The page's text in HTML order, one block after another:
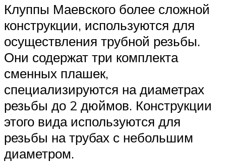
Клуппы Маевского более сложной
конструкции, используются для
осуществления трубной резьбы.
Они содержат три комплекта
сменных плашек,
специализируются на диаметрах
резьбы до 2 дюймов. Конструкции
этого вида используются для
резьбы на трубах с небольшим
диаметром.